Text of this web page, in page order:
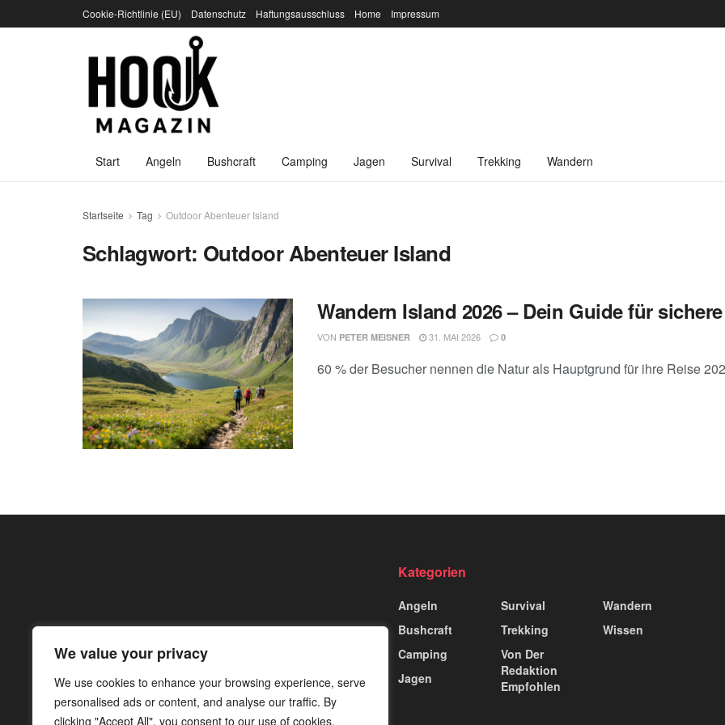
We value your privacy
We use cookies to enhance your browsing experience, serve
personalised ads or content, and analyse our traffic. By
clicking "Accept All", you consent to our use of cookies.
Cookie-Richtlinie (EU) Datenschutz Haftungsausschluss Home Impressum
Start Angeln Bushcraft Camping Jagen Survival Trekking Wandern
Startseite Tag Outdoor Abenteuer Island
Schlagwort: Outdoor Abenteuer Island
Wandern Island 2026 – Dein Guide für
VON PETER MEISNER 31. MAI 2026 0
60 % der Besucher nennen die Natur als Hauptgrund für ihre Reise
Kategorien
Angeln
Bushcraft
Camping
Jagen
Survival
Trekking
Von Der
Redaktion
Empfohlen
Wandern
Wissen